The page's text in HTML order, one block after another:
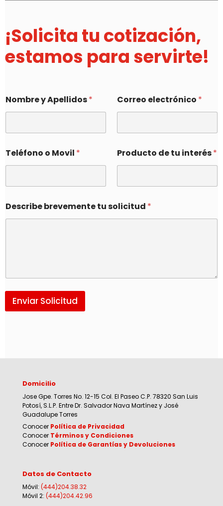
¡Solicita tu cotización,
estamos para servirte!
Nombre y Apellidos* Correo electrónico *
Teléfono o Movil * Producto de tu interés*
Describe brevemente tu solicitud *
Enviar Solicitud
Domicilio
Jose Gpe. Torres No. 12-15 Col. El Paseo C.P. 78320 San Luis
Potosí, S.L.P. Entre Dr. Salvador Nava Martínez y José
Guadalupe Torres
Conocer Política de Privacidad
Conocer Términos y Condiciones
Conocer Política de Garantías y Devoluciones
Datos de Contacto
Móvil: (444)204.38.32
Móvil 2: (444)204.42.96